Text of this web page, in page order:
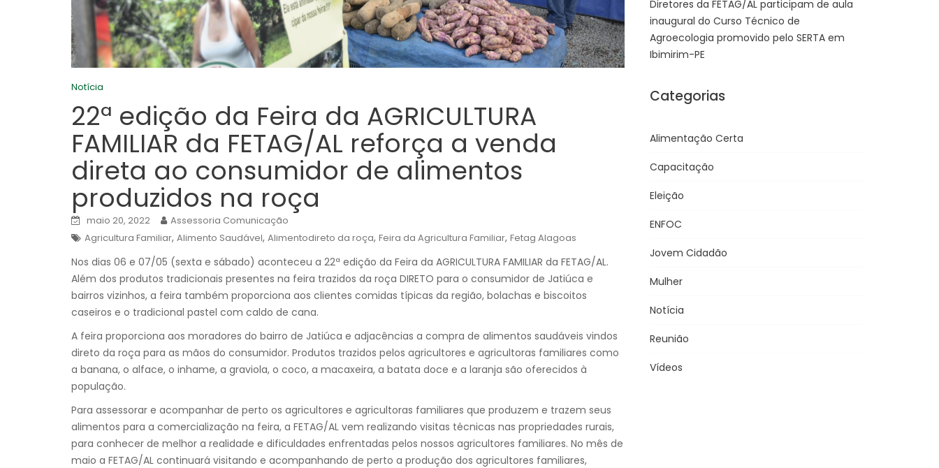
Notícia
22ª edição da Feira da AGRICULTURA
FAMILIAR da FETAG/AL reforça a venda
direta ao consumidor de alimentos
produzidos na roça
maio 20, 2022
Assessoria Comunicação
Agricultura Familiar, Alimento Saudável, Alimentodireto da roça, Feira da Agricultura Familiar, Fetag Alagoas
Nos dias 06 e 07/05 (sexta e sábado) aconteceu a 22ª edição da Feira da AGRICULTURA FAMILIAR da FETAG/AL.
Além dos produtos tradicionais presentes na feira trazidos da roça DIRETO para o consumidor de Jatiúca e
bairros vizinhos, a feira também proporciona aos clientes comidas típicas da região, bolachas e biscoitos
caseiros e o tradicional pastel com caldo de cana.
A feira proporciona aos moradores do bairro de Jatiúca e adjacências a compra de alimentos saudáveis vindos
direto da roça para as mãos do consumidor. Produtos trazidos pelos agricultores e agricultoras familiares como
a banana, o alface, o inhame, a graviola, o coco, a macaxeira, a batata doce e a laranja são oferecidos à
população.
Para assessorar e acompanhar de perto os agricultores e agricultoras familiares que produzem e trazem seus
alimentos para a comercialização na feira, a FETAG/AL vem realizando visitas técnicas nas propriedades rurais,
para conhecer de melhor a realidade e dificuldades enfrentadas pelos nossos agricultores familiares. No mês de
maio a FETAG/AL continuará visitando e acompanhando de perto a produção dos agricultores familiares,
Diretores da FETAG/AL participam de aula
inaugural do Curso Técnico de
Agroecologia promovido pelo SERTA em
Ibimirim-PE
Categorias
Alimentação Certa
Capacitação
Eleição
ENFOC
Jovem Cidadão
Mulher
Notícia
Reunião
Vídeos